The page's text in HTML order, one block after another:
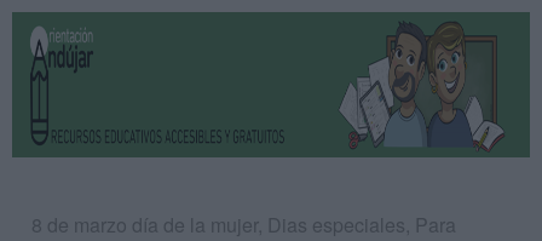
8 de marzo día de la mujer , Dias especiales, Para